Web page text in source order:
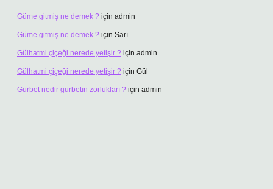
Güme gitmiş ne demek ? için admin
Güme gitmiş ne demek ? için Sarı
Gülhatmi çiçeği nerede yetişir ? için admin
Gülhatmi çiçeği nerede yetişir ? için Gül
Gurbet nedir gurbetin zorlukları ? için admin